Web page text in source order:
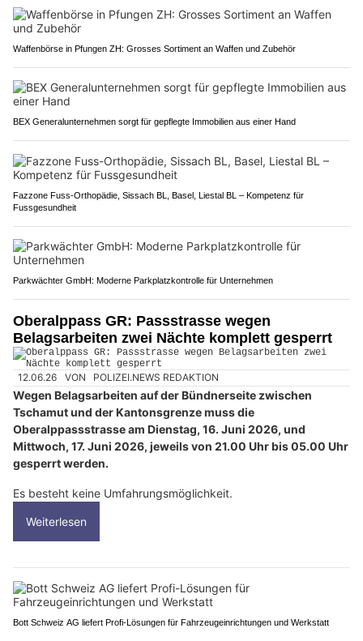
Waffenbörse in Pfungen ZH: Grosses Sortiment an Waffen und Zubehör
BEX Generalunternehmen sorgt für gepflegte Immobilien aus einer Hand
Fazzone Fuss-Orthopädie, Sissach BL, Basel, Liestal BL – Kompetenz für
Fussgesundheit
Parkwächter GmbH: Moderne Parkplatzkontrolle für Unternehmen
Oberalppass GR: Passstrasse wegen
Belagsarbeiten zwei Nächte komplett gesperrt
12.06.26 VON POLIZEI.NEWS REDAKTION
Wegen Belagsarbeiten auf der Bündnerseite zwischen
Tschamut und der Kantonsgrenze muss die
Oberalppassstrasse am Dienstag, 16. Juni 2026, und
Mittwoch, 17. Juni 2026, jeweils von 21.00 Uhr bis 05.00 Uhr
gesperrt werden.
Es besteht keine Umfahrungsmöglichkeit.
Weiterlesen
Bott Schweiz AG liefert Profi-Lösungen für Fahrzeugeinrichtungen und Werkstatt